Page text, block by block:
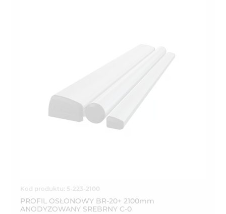
Kod produktu: 5-223-2100
PROFIL OSŁONOWY BR-20+ 2100mm
ANODYZOWANY SREBRNY C-0